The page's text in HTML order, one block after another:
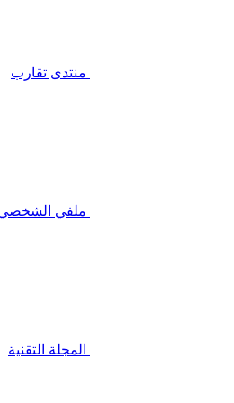
منتدى تقارب
ملفي
المجلة التقنية